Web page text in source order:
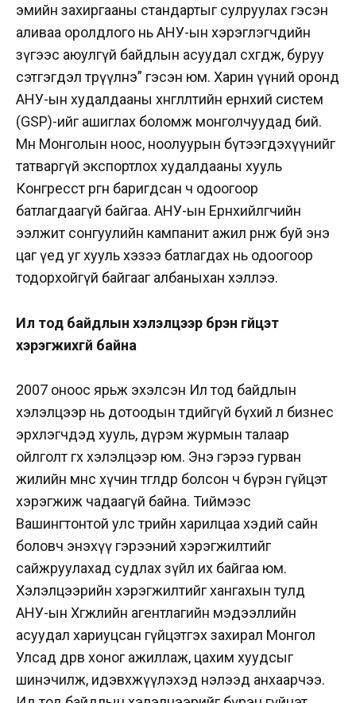
эмийн захиргааны стандартыг сулруулах гэсэн
аливаа оролдлого нь АНУ-ын хэрэглэгчдийн
зүгээс аюулгүй байдлын асуудал сөхөгдөж, буруу
сэтгэгдэл төрүүлнэ” гэсэн юм. Харин үүний оронд
АНУ-ын худалдааны хөнгөлөлтийн ерөнхий систем
(GSP)-ийг ашиглах боломж монголчуудад бий.
Мөн Монголын ноос, ноолуурын бүтээгдэхүүнийг
татваргүй экспортлох худалдааны хууль
Конгресст өргөн баригдсан ч одоогоор
батлагдаагүй байгаа. АНУ-ын Ерөнхийлөгчийн
ээлжит сонгуулийн кампанит ажил өрнөж буй энэ
цаг үед уг хууль хэзээ батлагдах нь одоогоор
тодорхойгүй байгааг албаныхан хэллээ.
Ил тод байдлын хэлэлцээр бүрэн гүйцэт
хэрэгжихгүй байна
2007 оноос ярьж эхэлсэн Ил тод байдлын
хэлэлцээр нь дотоодын төдийгүй бүхий л бизнес
эрхлэгчдэд хууль, дүрэм журмын талаар
ойлголт өгөх хэлэлцээр юм. Энэ гэрээ гурван
жилийн өмнөөс хүчин төгөлдөр болсон ч бүрэн гүйцэт
хэрэгжиж чадаагүй байна. Тиймээс
Вашингтонтой улс төрийн харилцаа хэдий сайн
боловч энэхүү гэрээний хэрэгжилтийг
сайжруулахад судлах зүйл их байгаа юм.
Хэлэлцээрийн хэрэгжилтийг хангахын тулд
АНУ-ын Хөгжлийн агентлагийн мэдээллийн
асуудал хариуцсан гүйцэтгэх захирал Монгол
Улсад дөрөв хоног ажиллаж, цахим хуудсыг
шинэчилж, идэвхжүүлэхэд нэлээд анхаарчээ.